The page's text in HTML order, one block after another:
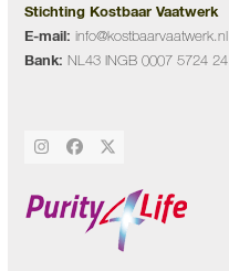
Stichting Kostbaar Vaatwerk
E-mail: info@kostbaarvaatwerk.nl
Bank: NL43 INGB 0007 5724 24
Instagram
Facebook
Twitter